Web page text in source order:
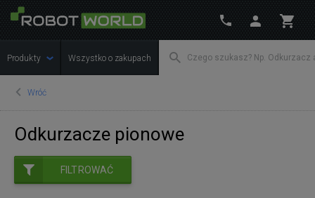
Produkty Wszystko o zakupach
Wróć
Odkurzacze pionowe
FILTROWAĆ